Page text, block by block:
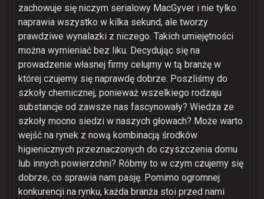
zachowuje się niczym serialowy MacGyver i nie tylko
naprawia wszystko w kilka sekund, ale tworzy
prawdziwe wynalazki z niczego. Takich umiejętności
można wymieniać bez liku. Decydując się na
prowadzenie własnej firmy celujmy w tą branżę w
której czujemy się naprawdę dobrze. Poszliśmy do
szkoły chemicznej, ponieważ wszelkiego rodzaju
substancje od zawsze nas fascynowały? Wiedza ze
szkoły mocno siedzi w naszych głowach? Może warto
wejść na rynek z nową kombinacją środków
higienicznych przeznaczonych do czyszczenia domu
lub innych powierzchni? Róbmy to w czym czujemy się
dobrze, co sprawia nam pasję. Pomimo ogromnej
konkurencji na rynku, każda branża stoi przed nami